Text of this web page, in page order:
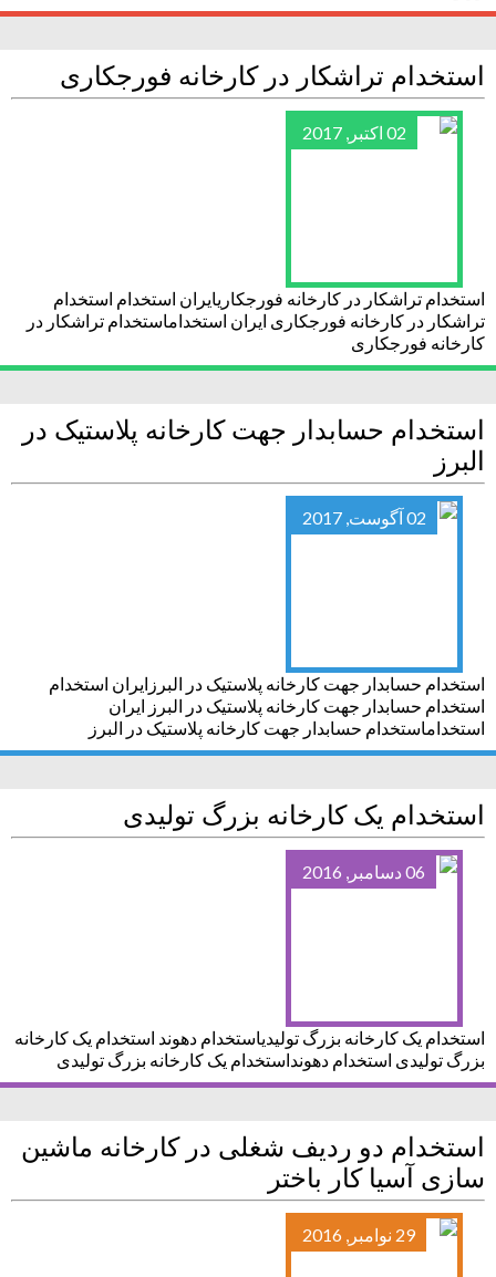
استخدام تراشکار در کارخانه فورجکاری
02 اکتبر, 2017
استخدام تراشکار در کارخانه فورجکاریایران استخدام استخدام
تراشکار در کارخانه فورجکاری ایران استخداماستخدام تراشکار در
کارخانه فورجکاری
استخدام حسابدار جهت کارخانه پلاستیک در
البرز
02 آگوست, 2017
استخدام حسابدار جهت کارخانه پلاستیک در البرزایران استخدام
استخدام حسابدار جهت کارخانه پلاستیک در البرز ایران
استخداماستخدام حسابدار جهت کارخانه پلاستیک در البرز
استخدام یک کارخانه بزرگ تولیدی
06 دسامبر, 2016
استخدام یک کارخانه بزرگ تولیدیاستخدام دهوند استخدام یک کارخانه
بزرگ تولیدی استخدام دهونداستخدام یک کارخانه بزرگ تولیدی
استخدام دو ردیف شغلی در کارخانه ماشین
سازی آسیا کار باختر
29 نوامبر, 2016